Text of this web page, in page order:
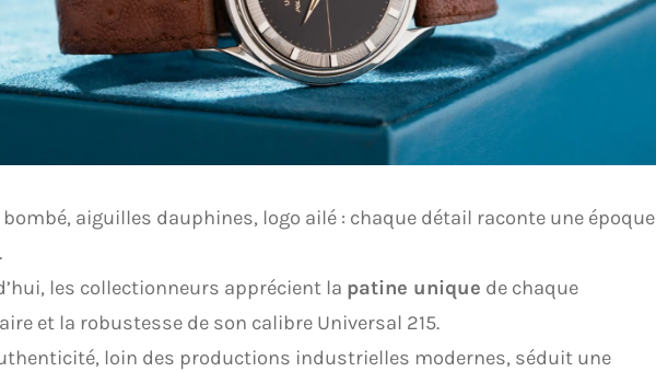
aiguilles dauphines, logo ailé : chaque détail raconte une époque
les collectionneurs apprécient la patine unique de chaque
et la robustesse de son calibre Universal 215.
loin des productions industrielles modernes, séduit une